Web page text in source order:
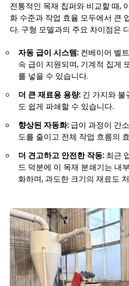
전통적인 목재 칩퍼와 비교할 때,
화 수준과 작업 효율 모두에서 큰
다. 구형 모델과의 주요 차이점은
자동 급이 시스템: 컨베이어 벨
속 급이 지원되며, 기계적 집게
를 넣을 수 있습니다.
더 큰 재료용 용량: 긴 가지와 불
도 쉽게 파쇄할 수 있습니다.
향상된 자동화: 급이 과정이 간
도를 줄이고 전체 작업 흐름의
더 견고하고 안전한 작동: 최근
드 덕분에 이 목재 분쇄기는 내
화하며, 과도한 크기의 재료도